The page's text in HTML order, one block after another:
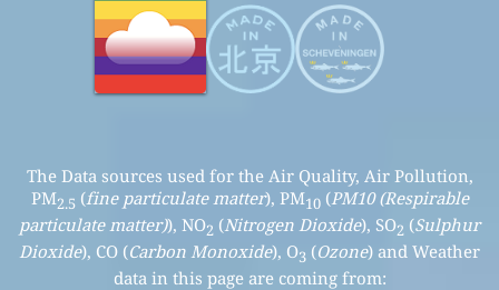
The Data sources used for the Air Quality, Air Pollution,
PM2.5 (fine particulate matter), PM10(PM10 (Respirable
particulate matter)), NO2 (Nitrogen Dioxide), SO2 (Sulphur
Dioxide), CO (Carbon Monoxide), O3 (Ozone) and Weather
data in this page are coming from: